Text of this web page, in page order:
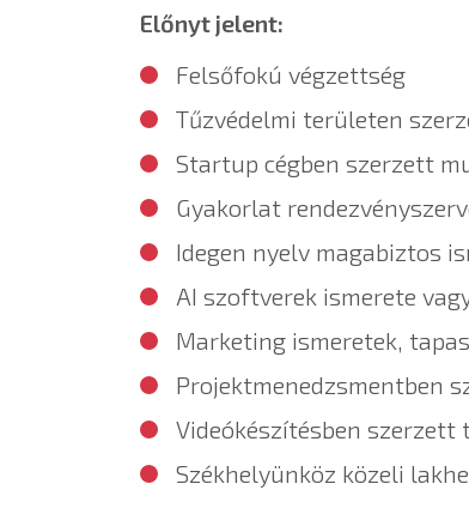
Előnyt jelent:
Felsőfokú végzettség
Tűzvédelmi területen
Startup cégben szerzett
Gyakorlat
Idegen nyelv magabiztos
AI szoftverek ismerete
Marketing ismeretek,
Projektmenedzsmentben
Videókészítésben
Székhelyünköz közeli